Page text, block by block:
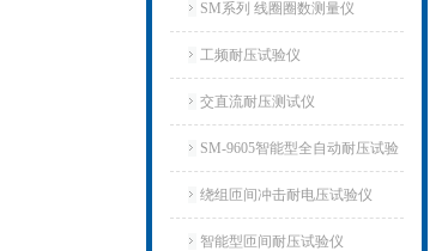
SM系列 线圈圈数测量仪
工频耐压试验仪
交直流耐压测试仪
SM-9605智能型全自动耐压试验
仪
绕组匝间冲击耐电压试验仪
智能型匝间耐压试验仪